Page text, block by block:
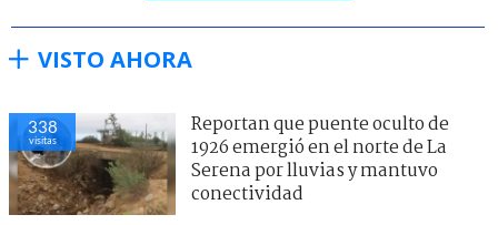
VISTO AHORA
338
visitas
Reportan que puente oculto de
1926 emergió en el norte de La
Serena por lluvias y mantuvo
conectividad